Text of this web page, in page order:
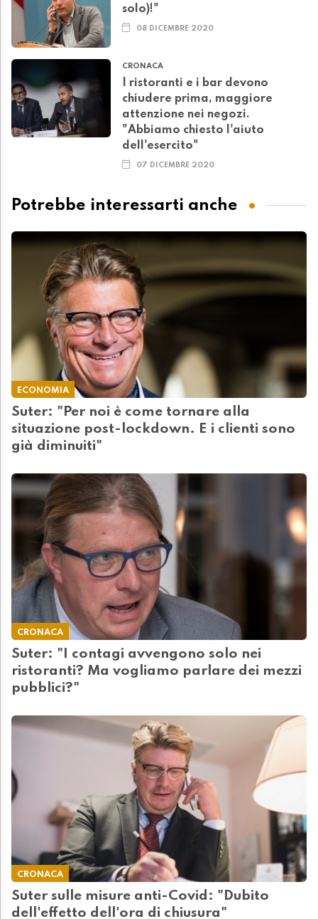
solo)!"
08 DICEMBRE 2020
CRONACA
I ristoranti e i bar devono
chiudere prima, maggiore
attenzione nei negozi.
"Abbiamo chiesto l'aiuto
dell'esercito"
07 DICEMBRE 2020
Potrebbe interessarti anche
ECONOMIA
Suter: "Per noi è come tornare alla
situazione post-lockdown. E i clienti sono
già diminuiti"
CRONACA
Suter: "I contagi avvengono solo nei
ristoranti? Ma vogliamo parlare dei mezzi
pubblici?"
CRONACA
Suter sulle misure anti-Covid: "Dubito
dell'effetto dell'ora di chiusura"